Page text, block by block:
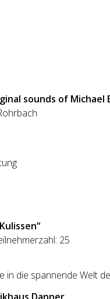
sounds of Michael
25
spannende Welt